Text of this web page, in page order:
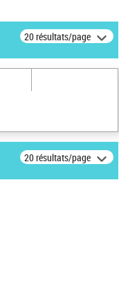
20 résultats/page
20 résultats/page